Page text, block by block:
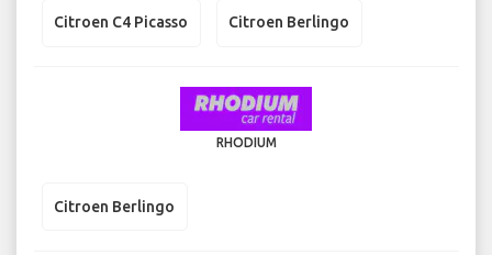
Citroen C4 Picasso Citroen Berlingo
RHODIUM
Citroen Berlingo